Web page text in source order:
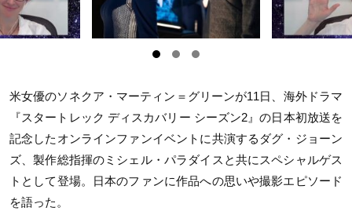
米女優のソネクア・マーティン＝グリーンが11日、海外ドラマ
『スタートレック ディスカバリー シーズン2』の日本初放送を
記念したオンラインファンイベントに共演するダグ・ジョーン
ズ、製作総指揮のミシェル・パラダイスと共にスペシャルゲス
トとして登場。日本のファンに作品への思いや撮影エピソード
を語った。